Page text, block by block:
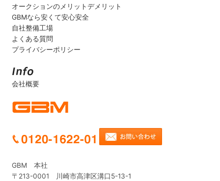
オークションのメリットデメリット
GBMなら安くて安心安全
自社整備工場
よくある質問
プライバシーポリシー
会社概要
GBM 本社
〒213-0001 川崎市高津区溝口5-13-1